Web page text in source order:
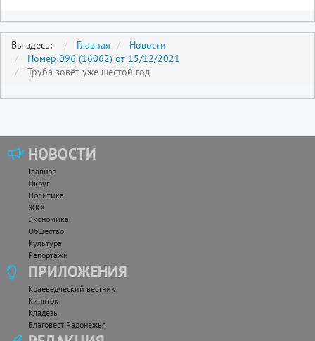
Вы здесь: Главная
Новости
Номер 096 (16062) от 15/12/2021
Труба зовёт уже шестой год
НОВОСТИ
Главное
Округ
Политика
ЖКХ
Экономика
Общество
Культура
Репортажи
ПРИЛОЖЕНИЯ
Краеведческий вестник
Кипяток
Кладезь
Благовест Радонежья